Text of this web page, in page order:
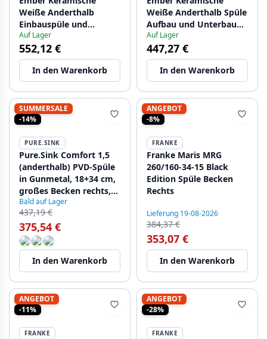
Weiße Anderthalb
Einbauspüle und
Unterbau 495 x 370 mm
mit Gun Metal Stopfen
1208971515
Auf Lager
552,12 €
In den Warenkorb
Weiße Anderthalb Spüle
Aufbau und Unterbau
495 x 370 mm mit
schwarzen Steckern
1208971516
Auf Lager
447,27 €
In den Warenkorb
SUMMERSALE
-14%
PURE.SINK
Pure.Sink Comfort 1,5
(anderthalb) PVD-Spüle
in Gunmetal, 18+34 cm,
großes Becken rechts,
PCM183440-61
Bald auf Lager
437,19 €
375,54 €
In den Warenkorb
ANGEBOT
-8%
FRANKE
Franke Maris MRG
260/160-34-15 Black
Edition Spüle Becken
Rechts
Lieferung 19-08-2026
384,37 €
353,07 €
In den Warenkorb
ANGEBOT
-11%
FRANKE
ANGEBOT
-28%
FRANKE